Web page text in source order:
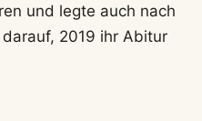
und legte auch nach
2019 ihr Abitur